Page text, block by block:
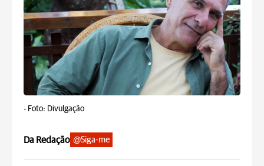
- Foto: Divulgação
Da Redação @Siga-me